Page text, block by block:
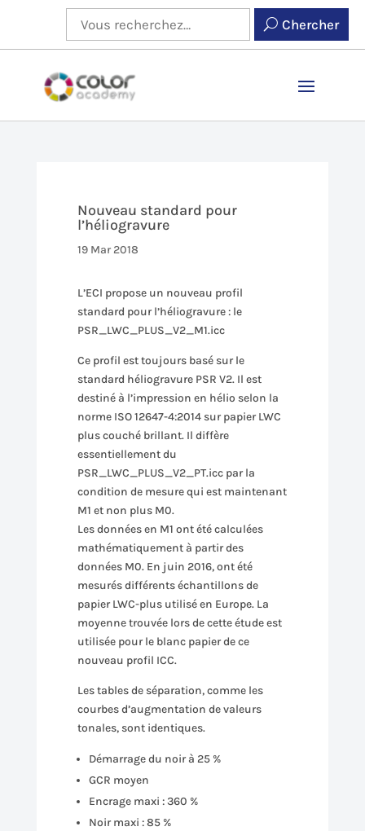
Chercher
Nouveau standard pour
l’héliogravure
19 Mar 2018
L’ECI propose un nouveau profil
standard pour l’héliogravure : le
PSR_LWC_PLUS_V2_M1.icc
Ce profil est toujours basé sur le
standard héliogravure PSR V2. Il est
destiné à l’impression en hélio selon la
norme ISO 12647-4:2014 sur papier LWC
plus couché brillant. Il diffère
essentiellement du
PSR_LWC_PLUS_V2_PT.icc par la
condition de mesure qui est maintenant
M1 et non plus M0.
Les données en M1 ont été calculées
mathématiquement à partir des
données M0. En juin 2016, ont été
mesurés différents échantillons de
papier LWC-plus utilisé en Europe. La
moyenne trouvée lors de cette étude est
utilisée pour le blanc papier de ce
nouveau profil ICC.
Les tables de séparation, comme les
courbes d’augmentation de valeurs
tonales, sont identiques.
Démarrage du noir à 25 %
GCR moyen
Encrage maxi : 360 %
Noir maxi : 85 %